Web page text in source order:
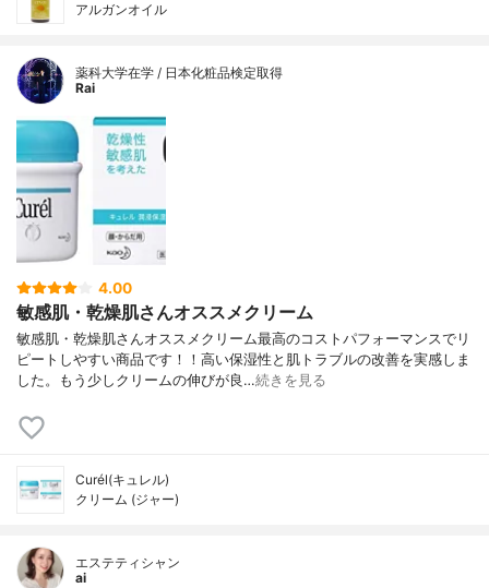
アルガンオイル
薬科大学在学 / 日本化粧品検定取得
Rai
4.00
敏感肌・乾燥肌さんオススメクリーム
敏感肌・乾燥肌さんオススメクリーム最高のコストパフォーマンスでリ
ピートしやすい商品です！！高い保湿性と肌トラブルの改善を実感しま
した。もう少しクリームの伸びが良…続きを見る
Curél(キュレル)
クリーム (ジャー)
エステティシャン
ai